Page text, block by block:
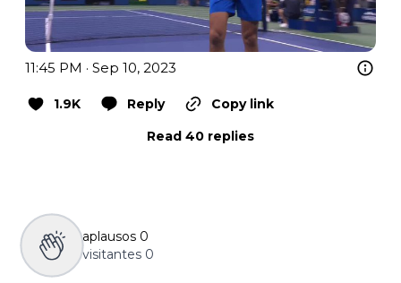
11:45 PM · Sep 10, 2023
1.9K Reply
Copy link
Read 40 replies
aplausos 0
visitantes 0